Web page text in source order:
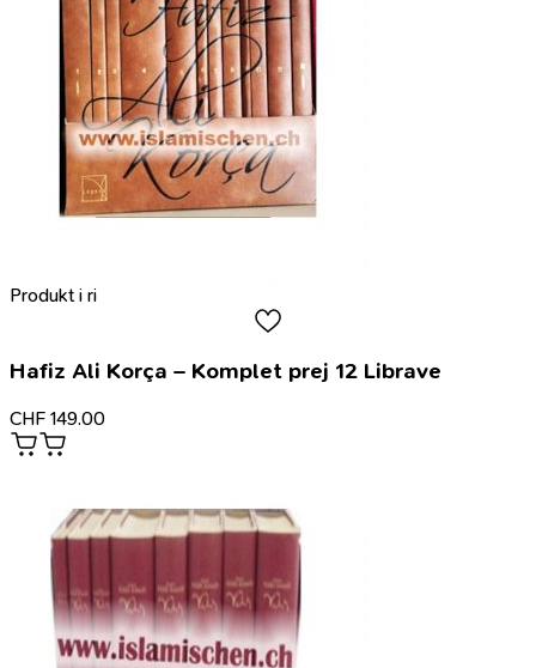
Produkt i ri
Hafiz Ali Korça – Komplet prej 12 Librave
CHF 149.00